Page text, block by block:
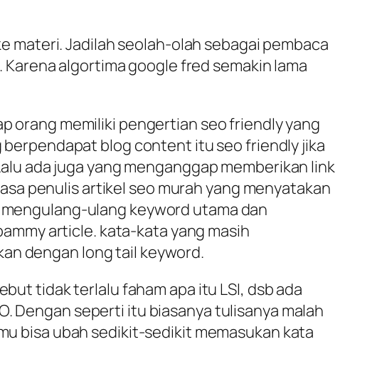
materi. Jadilah seolah-olah sebagai pembaca
algortima google fred semakin lama
orang memiliki pengertian seo friendly yang
berpendapat blog content itu seo friendly jika
ada juga yang menganggap memberikan link
penulis artikel seo murah yang menyatakan
ulang keyword utama dan
article. kata-kata yang masih
dengan long tail keyword.
tidak terlalu faham apa itu LSI, dsb ada
Dengan seperti itu biasanya tulisanya malah
bisa ubah sedikit-sedikit memasukan kata